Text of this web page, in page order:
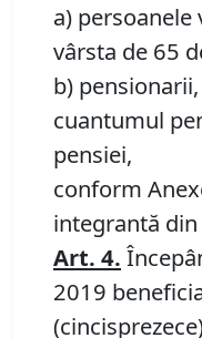
a)
vârsta de 65
b)
cuantumul
pensiei,
conform
integrantă
Art. 4.
2019